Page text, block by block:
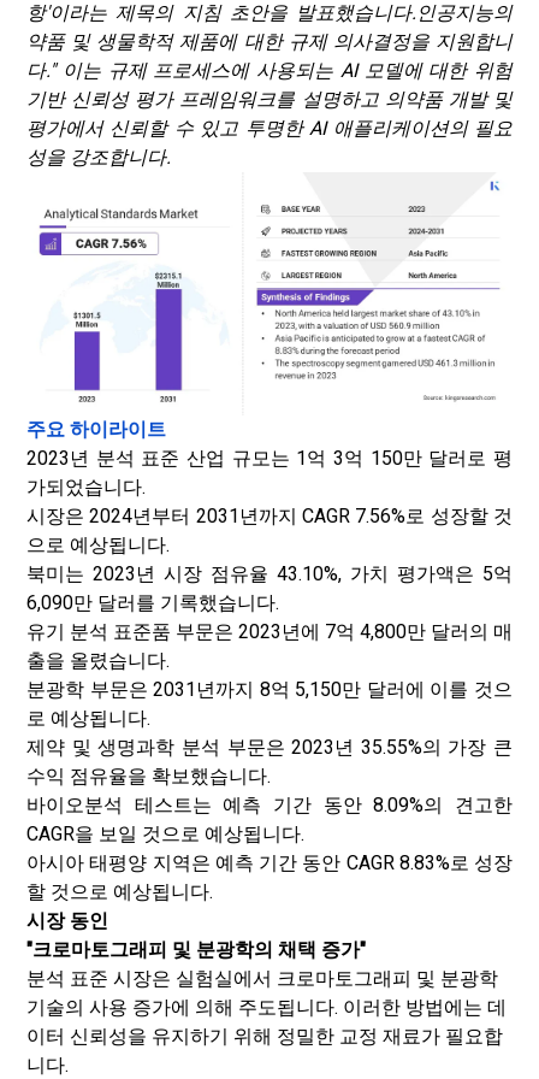
항'이라는 제목의 지침 초안을 발표했습니다. 인공지능의
약품 및 생물학적 제품에 대한 규제 의사결정을 지원합니
다." 이는 규제 프로세스에 사용되는 AI 모델에 대한 위험
기반 신뢰성 평가 프레임워크를 설명하고 의약품 개발 및
평가에서 신뢰할 수 있고 투명한 AI 애플리케이션의 필요
성을 강조합니다.
주요 하이라이트
2023년 분석 표준 산업 규모는 1억 3억 150만 달러로 평
가되었습니다.
시장은 2024년부터 2031년까지 CAGR 7.56%로 성장할 것
으로 예상됩니다.
북미는 2023년 시장 점유율 43.10%, 가치 평가액은 5억
6,090만 달러를 기록했습니다.
유기 분석 표준품 부문은 2023년에 7억 4,800만 달러의 매
출을 올렸습니다.
분광학 부문은 2031년까지 8억 5,150만 달러에 이를 것으
로 예상됩니다.
제약 및 생명과학 분석 부문은 2023년 35.55%의 가장 큰
수익 점유율을 확보했습니다.
바이오분석 테스트는 예측 기간 동안 8.09%의 견고한
CAGR을 보일 것으로 예상됩니다.
아시아 태평양 지역은 예측 기간 동안 CAGR 8.83%로 성장
할 것으로 예상됩니다.
시장 동인
"크로마토그래피 및 분광학의 채택 증가"
분석 표준 시장은 실험실에서 크로마토그래피 및 분광학
기술의 사용 증가에 의해 주도됩니다. 이러한 방법에는 데
이터 신뢰성을 유지하기 위해 정밀한 교정 재료가 필요합
니다.